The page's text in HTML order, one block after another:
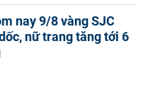
nay 9/8 vàng SJC
nữ trang tăng tới 6